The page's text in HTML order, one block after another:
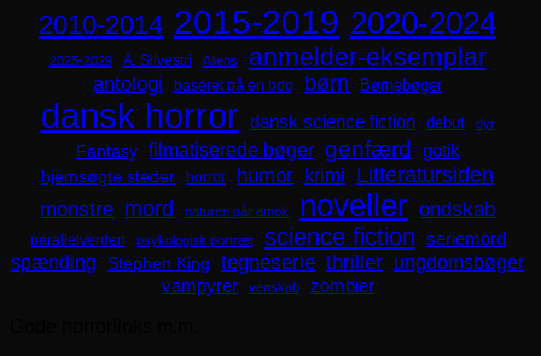
2010-2014 2015-2019 2020-2024
2025-2029 A. Silvestri Aliens anmelder-eksemplar
antologi baseret på en bog børn Børnebøger
dansk horror dansk science fiction debut dyr
Fantasy filmatiserede bøger genfærd
gotik
hjemsøgte steder
horror humor krimi Litteratursiden
monstre mord naturen går amok noveller ondskab
parallelverden psykologisk portræt science fiction seriemord
spænding Stephen King tegneserie thriller ungdomsbøger
vampyrer venskab
zombier